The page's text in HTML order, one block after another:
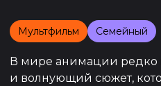
Мультфильм Семейный
В мире анимации редко
и волнующий сюжет,